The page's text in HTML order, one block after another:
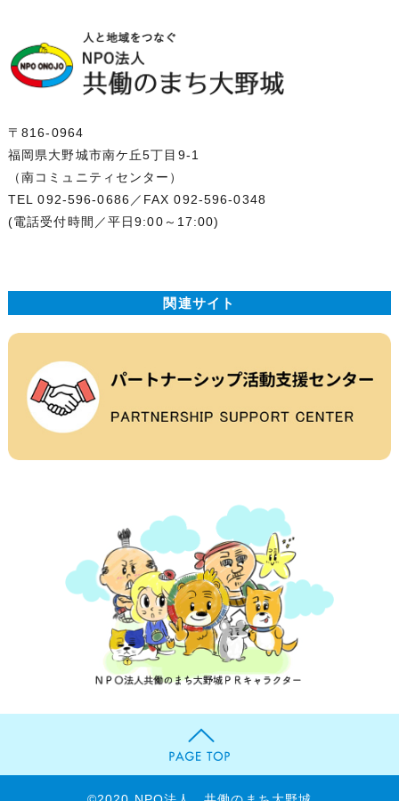
〒816-0964
福岡県大野城市南ケ丘5丁目9-1
（南コミュニティセンター）
TEL 092-596-0686 ／FAX 092-596-0348
(電話受付時間／平日9:00～17:00)
関連サイト